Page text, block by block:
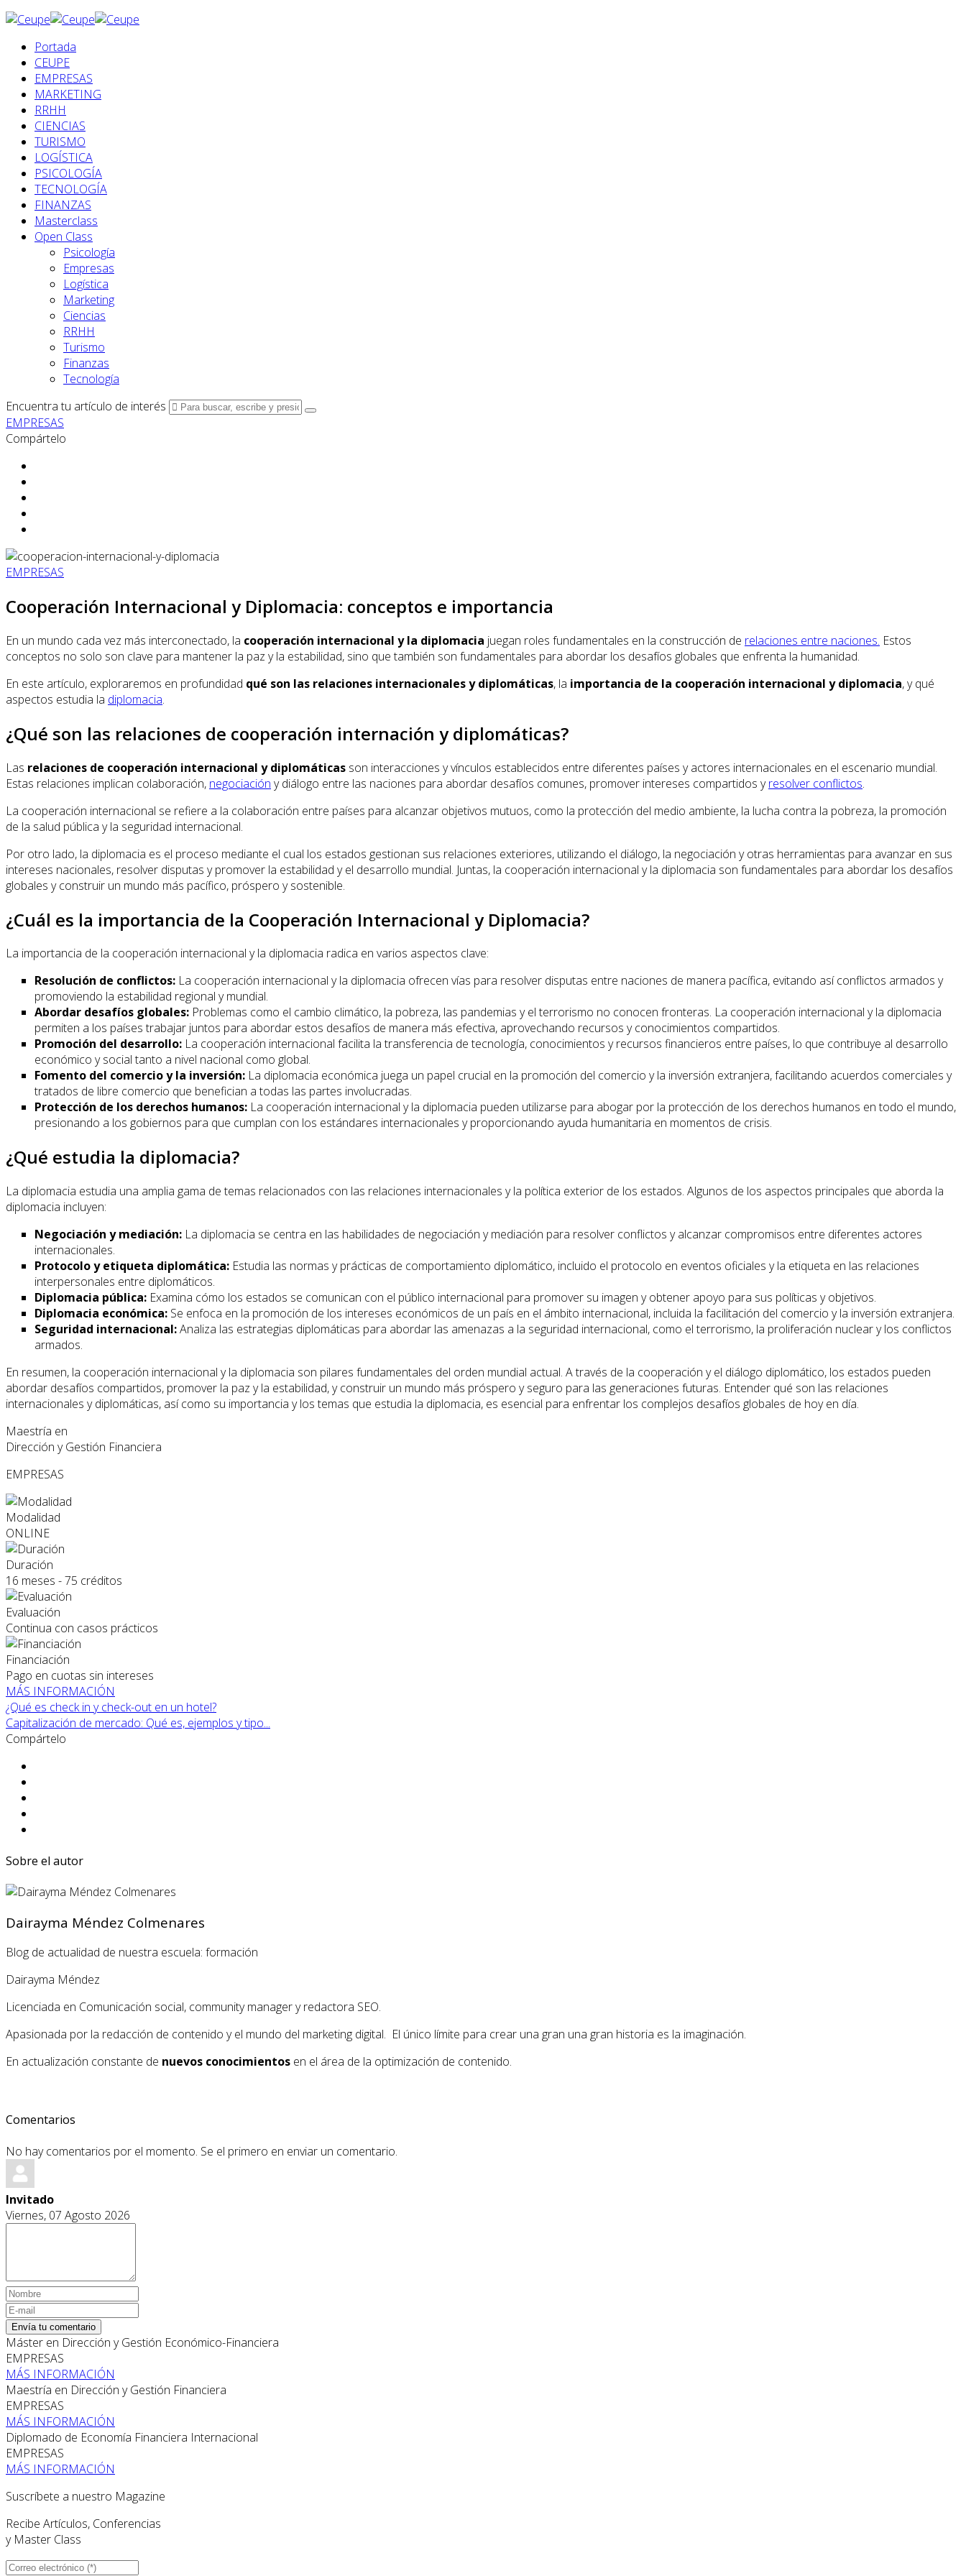
Portada
CEUPE
EMPRESAS
MARKETING
RRHH
CIENCIAS
TURISMO
LOGÍSTICA
PSICOLOGÍA
TECNOLOGÍA
FINANZAS
Masterclass
Open Class
Psicología
Empresas
Logística
Marketing
Ciencias
RRHH
Turismo
Finanzas
Tecnología
Encuentra tu artículo de interés
EMPRESAS
Compártelo
EMPRESAS
Cooperación Internacional y Diplomacia: conceptos e importancia
En un mundo cada vez más interconectado, la cooperación internacional y la diplomacia juegan roles fundamentales en la construcción de relaciones entre naciones. Estos
conceptos no solo son clave para mantener la paz y la estabilidad, sino que también son fundamentales para abordar los desafíos globales que enfrenta la humanidad.
En este artículo, exploraremos en profundidad qué son las relaciones internacionales y diplomáticas, la importancia de la cooperación internacional y diplomacia, y qué
aspectos estudia la diplomacia.
¿Qué son las relaciones de cooperación internación y diplomáticas?
Las relaciones de cooperación internacional y diplomáticas son interacciones y vínculos establecidos entre diferentes países y actores internacionales en el escenario mundial.
Estas relaciones implican colaboración, negociación y diálogo entre las naciones para abordar desafíos comunes, promover intereses compartidos yresolver conflictos.
La cooperación internacional se refiere a la colaboración entre países para alcanzar objetivos mutuos, como la protección del medio ambiente, la lucha contra la pobreza, la promoción
de la salud pública y la seguridad internacional.
Por otro lado, la diplomacia es el proceso mediante el cual los estados gestionan sus relaciones exteriores, utilizando el diálogo, la negociación y otras herramientas para avanzar en sus
intereses nacionales, resolver disputas y promover la estabilidad y el desarrollo mundial. Juntas, la cooperación internacional y la diplomacia son fundamentales para abordar los desafíos
globales y construir un mundo más pacífico, próspero y sostenible.
¿Cuál es la importancia de la Cooperación Internacional y Diplomacia?
La importancia de la cooperación internacional y la diplomacia radica en varios aspectos clave:
Resolución de conflictos: La cooperación internacional y la diplomacia ofrecen vías para resolver disputas entre naciones de manera pacífica, evitando así conflictos armados y
promoviendo la estabilidad regional y mundial.
Abordar desafíos globales: Problemas como el cambio climático, la pobreza, las pandemias y el terrorismo no conocen fronteras. La cooperación internacional y la diplomacia
permiten a los países trabajar juntos para abordar estos desafíos de manera más efectiva, aprovechando recursos y conocimientos compartidos.
Promoción del desarrollo: La cooperación internacional facilita la transferencia de tecnología, conocimientos y recursos financieros entre países, lo que contribuye al desarrollo
económico y social tanto a nivel nacional como global.
Fomento del comercio y la inversión: La diplomacia económica juega un papel crucial en la promoción del comercio y la inversión extranjera, facilitando acuerdos comerciales y
tratados de libre comercio que benefician a todas las partes involucradas.
Protección de los derechos humanos: La cooperación internacional y la diplomacia pueden utilizarse para abogar por la protección de los derechos humanos en todo el mundo,
presionando a los gobiernos para que cumplan con los estándares internacionales y proporcionando ayuda humanitaria en momentos de crisis.
¿Qué estudia la diplomacia?
La diplomacia estudia una amplia gama de temas relacionados con las relaciones internacionales y la política exterior de los estados. Algunos de los aspectos principales que aborda la
diplomacia incluyen:
Negociación y mediación: La diplomacia se centra en las habilidades de negociación y mediación para resolver conflictos y alcanzar compromisos entre diferentes actores
internacionales.
Protocolo y etiqueta diplomática: Estudia las normas y prácticas de comportamiento diplomático, incluido el protocolo en eventos oficiales y la etiqueta en las relaciones
interpersonales entre diplomáticos.
Diplomacia pública: Examina cómo los estados se comunican con el público internacional para promover su imagen y obtener apoyo para sus políticas y objetivos.
Diplomacia económica: Se enfoca en la promoción de los intereses económicos de un país en el ámbito internacional, incluida la facilitación del comercio y la inversión extranjera.
Seguridad internacional:Analiza las estrategias diplomáticas para abordar las amenazas a la seguridad internacional, como el terrorismo, la proliferación nuclear y los conflictos
armados.
En resumen, la cooperación internacional y la diplomacia son pilares fundamentales del orden mundial actual. A través de la cooperación y el diálogo diplomático, los estados pueden
abordar desafíos compartidos, promover la paz y la estabilidad, y construir un mundo más próspero y seguro para las generaciones futuras. Entender qué son las relaciones
internacionales y diplomáticas, así como su importancia y los temas que estudia la diplomacia, es esencial para enfrentar los complejos desafíos globales de hoy en día.
Maestría en
Dirección y Gestión Financiera
EMPRESAS
Modalidad
ONLINE
Duración
16 meses - 75 créditos
Evaluación
Continua con casos prácticos
Financiación
Pago en cuotas sin intereses
MÁS INFORMACIÓN
¿Qué es check in y check-out en un hotel?
Capitalización de mercado: Qué es, ejemplos y tipo...
Compártelo
Sobre el autor
Dairayma Méndez Colmenares
Blog de actualidad de nuestra escuela: formación
Dairayma Méndez
Licenciada en Comunicación social, community manager y redactora SEO.
Apasionada por la redacción de contenido y el mundo del marketing digital. El único límite para crear una gran una gran historia es la imaginación.
En actualización constante de nuevos conocimientos en el área de la optimización de contenido.
Comentarios
No hay comentarios por el momento. Se el primero en enviar un comentario.
Invitado
Viernes, 07 Agosto 2026
Envía tu comentario
Máster en Dirección y Gestión Económico-Financiera
EMPRESAS
MÁS INFORMACIÓN
Maestría en Dirección y Gestión Financiera
EMPRESAS
MÁS INFORMACIÓN
Diplomado de Economía Financiera Internacional
EMPRESAS
MÁS INFORMACIÓN
Suscríbete a nuestro Magazine
Recibe Artículos, Conferencias
y Master Class